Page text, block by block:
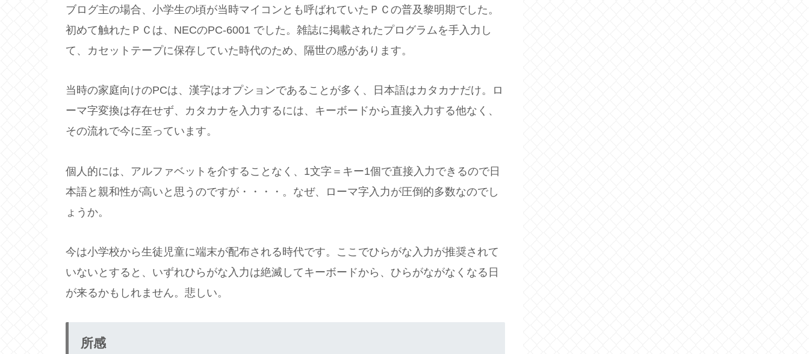
ブログ主の場合、小学生の頃が当時マイコンとも呼ばれていたＰＣの普及黎明期でした。
初めて触れたＰＣは、NECのPC-6001 でした。雑誌に掲載されたプログラムを手入力し
て、カセットテープに保存していた時代のため、隔世の感があります。
当時の家庭向けのPCは、漢字はオプションであることが多く、日本語はカタカナだけ。ロ
ーマ字変換は存在せず、カタカナを入力するには、キーボードから直接入力する他なく、
その流れで今に至っています。
個人的には、アルファベットを介することなく、1文字＝キー1個で直接入力できるので日
本語と親和性が高いと思うのですが・・・・。なぜ、ローマ字入力が圧倒的多数なのでし
ょうか。
今は小学校から生徒児童に端末が配布される時代です。ここでひらがな入力が推奨されて
いないとすると、いずれひらがな入力は絶滅してキーボードから、ひらがながなくなる日
が来るかもしれません。悲しい。
所感